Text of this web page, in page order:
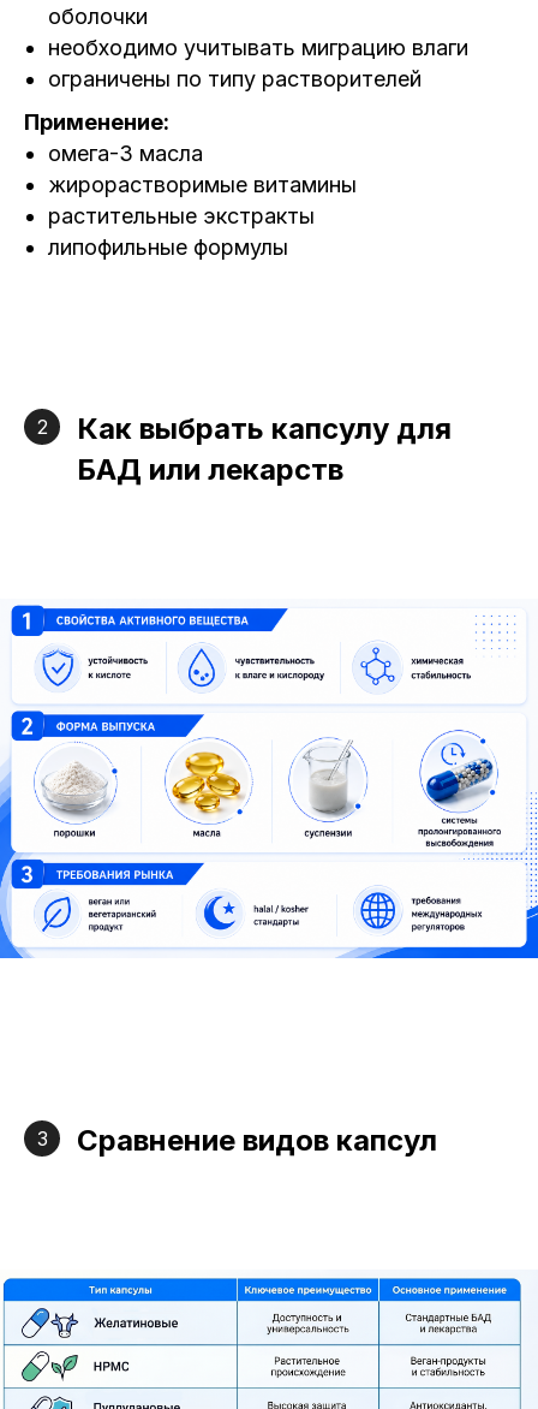
оболочки
необходимо учитывать миграцию влаги
ограничены по типу растворителей
Применение:
омега-3 масла
жирорастворимые витамины
растительные экстракты
липофильные формулы
2
Как выбрать капсулу для
БАД или лекарств
3 Сравнение видов капсул